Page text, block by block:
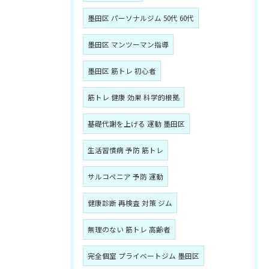
墨田区 パーソナルジム 50代 60代
墨田区 マンツーマン指導
墨田区 筋トレ 初心者
筋トレ 健康 効果 科学的根拠
基礎代謝を上げる 運動 墨田区
生活習慣病 予防 筋トレ
サルコペニア 予防 運動
健康診断 再検査 対策 ジム
無理のない 筋トレ 高齢者
完全個室 プライベートジム 墨田区